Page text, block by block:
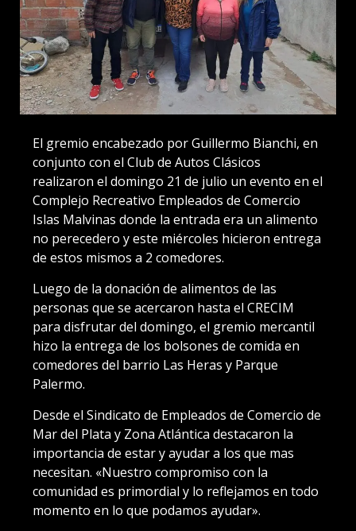
El gremio encabezado por Guillermo Bianchi, en
conjunto con el Club de Autos Clásicos
realizaron el domingo 21 de julio un evento en el
Complejo Recreativo Empleados de Comercio
Islas Malvinas donde la entrada era un alimento
no perecedero y este miércoles hicieron entrega
de estos mismos a 2 comedores.
Luego de la donación de alimentos de las
personas que se acercaron hasta el CRECIM
para disfrutar del domingo, el gremio mercantil
hizo la entrega de los bolsones de comida en
comedores del barrio Las Heras y Parque
Palermo.
Desde el Sindicato de Empleados de Comercio de
Mar del Plata y Zona Atlántica destacaron la
importancia de estar y ayudar a los que mas
necesitan. «Nuestro compromiso con la
comunidad es primordial y lo reflejamos en todo
momento en lo que podamos ayudar».